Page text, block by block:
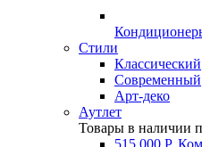
Стили
Классический
Современный
Арт-деко
Аутлет
Товары в наличии
515 000 Р.